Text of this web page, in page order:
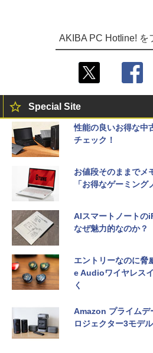
AKIBA PC Hotline! を
Special Site
性能の良いお得な中
チェック！
お値段そのままでメ
「お得なゲーミング
AIスマートノートの
なぜ魅力的なのか？
エントリーなのに
e Audioワイヤレス
く
Amazon プライム
ロジェクター3モデ